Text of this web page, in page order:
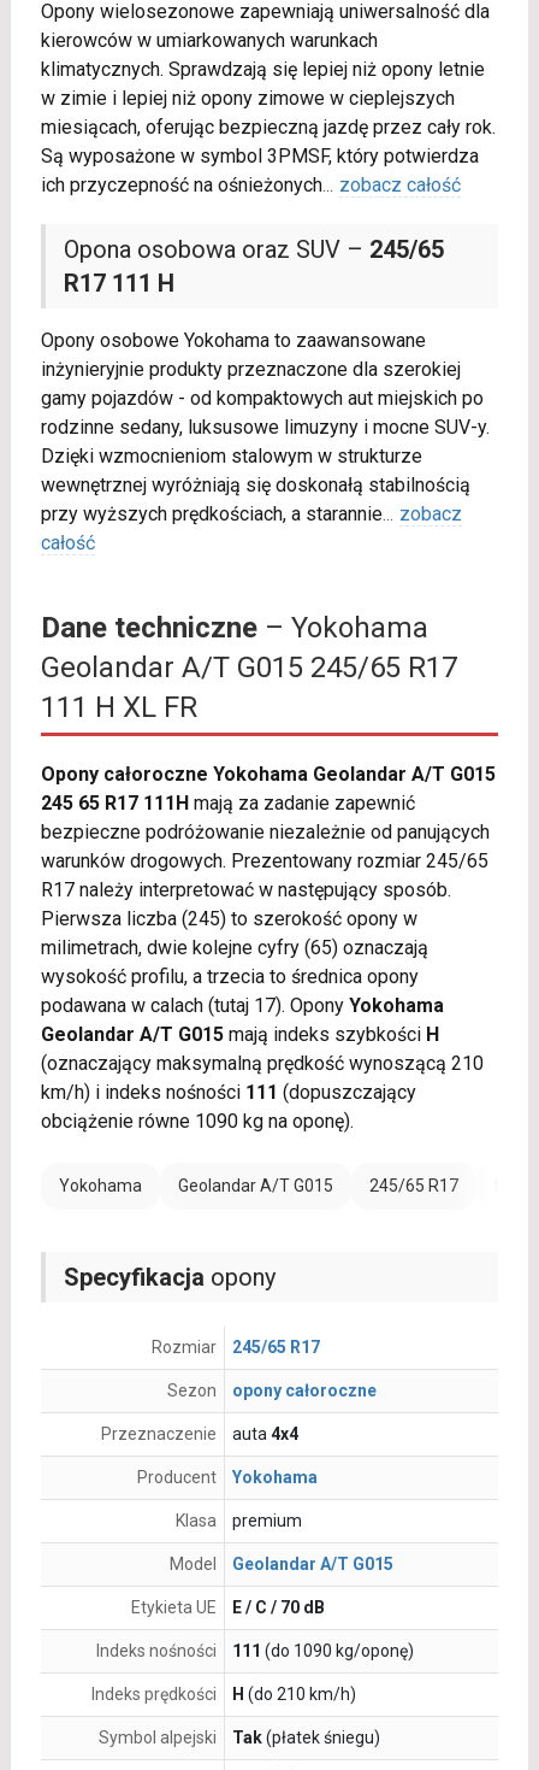
Opony wielosezonowe zapewniają uniwersalność dla
kierowców w umiarkowanych warunkach
klimatycznych. Sprawdzają się lepiej niż opony letnie
w zimie i lepiej niż opony zimowe w cieplejszych
miesiącach, oferując bezpieczną jazdę przez cały rok.
Są wyposażone w symbol 3PMSF, który potwierdza
ich przyczepność na ośnieżonych... zobacz całość
Opona osobowa oraz SUV – 245/65
R17 111 H
Opony osobowe Yokohama to zaawansowane
inżynieryjnie produkty przeznaczone dla szerokiej
gamy pojazdów - od kompaktowych aut miejskich po
rodzinne sedany, luksusowe limuzyny i mocne SUV-y.
Dzięki wzmocnieniom stalowym w strukturze
wewnętrznej wyróżniają się doskonałą stabilnością
przy wyższych prędkościach, a starannie... zobacz
całość
Dane techniczne– Yokohama
Geolandar A/T G015 245/65 R17
111 H XL FR
Opony całoroczne Yokohama Geolandar A/T G015
245 65 R17 111Hmają za zadanie zapewnić
bezpieczne podróżowanie niezależnie od panujących
warunków drogowych. Prezentowany rozmiar 245/65
R17 należy interpretować w następujący sposób.
Pierwsza liczba (245) to szerokość opony w
milimetrach, dwie kolejne cyfry (65) oznaczają
wysokość profilu, a trzecia to średnica opony
podawana w calach (tutaj 17). Opony Yokohama
Geolandar A/T G015mają indeks szybkości H
(oznaczający maksymalną prędkość wynoszącą 210
km/h) i indeks nośności 111 (dopuszczający
obciążenie równe 1090 kg na oponę).
Yokohama Geolandar A/T G015 245/65 R17
Specyfikacja opony
Rozmiar 245/65 R17
Sezon opony całoroczne
Przeznaczenie auta 4x4
Producent Yokohama
Klasa premium
Model Geolandar A/T G015
Etykieta UE E / C / 70 dB
Indeks nośności 111 (do 1090 kg/oponę)
Indeks prędkości H (do 210 km/h)
Symbol alpejski Tak(płatek śniegu)